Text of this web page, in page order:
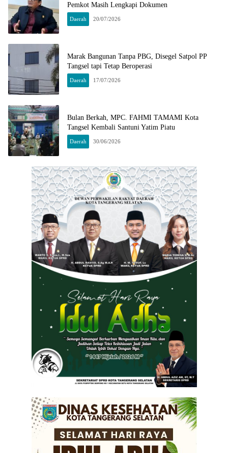
Pemkot Masih Lengkapi Dokumen
Daerah 20/07/2026
Marak Bangunan Tanpa PBG, Disegel Satpol PP
Tangsel tapi Tetap Beroperasi
Daerah 17/07/2026
Bulan Berkah, MPC. FAHMI TAMAMI Kota
Tangsel Kembali Santuni Yatim Piatu
Daerah 30/06/2026